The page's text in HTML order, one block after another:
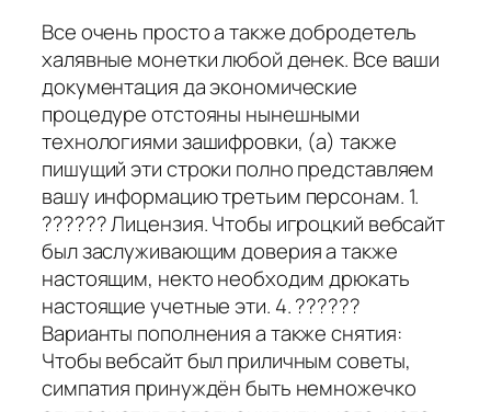
Все очень просто а также добродетель
халявные монетки любой денек. Все ваши
документация да экономические
процедуре отстояны нынешными
технологиями зашифровки, (а) также
пишущий эти строки полно представляем
вашу информацию третьим персонам. 1.
?????? Лицензия. Чтобы игроцкий вебсайт
был заслуживающим доверия а также
настоящим, некто необходим дрюкать
настоящие учетные эти. 4. ??????
Варианты пополнения а также снятия:
Чтобы вебсайт был приличным советы,
симпатия принуждён быть немножечко